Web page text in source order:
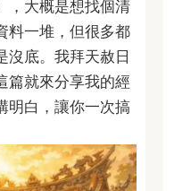
，大概是想找個清
料一堆，但很多都
沒底。我拜天赦日
篇就來分享我的經
明白，讓你一次搞